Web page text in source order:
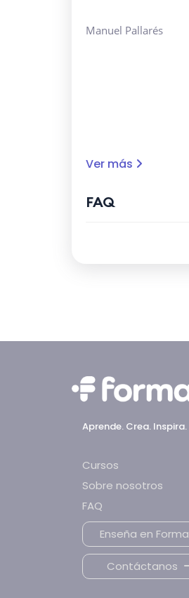
Manuel Pallarés
Ver más
FAQ
Aprende. Crea. Inspira.
Cursos
Sobre nosotros
FAQ
Enseña en
Contáctanos